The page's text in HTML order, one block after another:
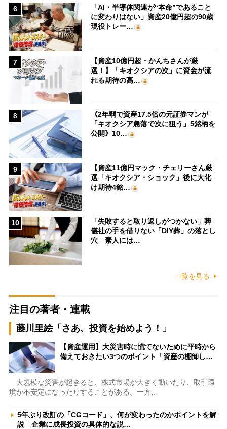
6
「AI・半導体関連が“本命”であること
に変わりはない」資産20億円超の90歳
現役トレー…
7
【資産10億円超・かんちさんが厳
選！】「キオクシアの次」に資金が流
れる期待の高…
8
《2年弱で資産17.5倍の元証券マンが
「キオクシア急落で次に狙う」5銘柄を
公開》10…
9
【資産11億円マック・チェリーさん厳
選「キオクシア・ショック」後に大化
け期待4銘…
10
「失敗すると取り返しがつかない」葬
儀社の手を借りない「DIY葬」の落とし
穴 素人には…
一覧を見る
注目の著者・連載
藤川里絵「さあ、投資を始めよう！」
【資産運用】大災害時に慌てないために平時から
備えておきたい3つのポイント「資産の棚卸し…
大規模な災害が起きると、株式市場が大きく動いたり、取引環
境が不安定になったりすることがある。一方…
5年ぶり改訂の「CGコード」、何が変わったのかポイントを解
説 企業に成長投資の具体的な説…